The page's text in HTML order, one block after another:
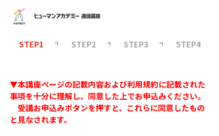
STEP1 STEP2 STEP3 STEP4
▼本講座ページの記載内容および利用規約に記載された
事項を十分に理解し、同意した上でお申込みください。
受講お申込みボタンを押すと、これらに同意したもの
と見なされます。